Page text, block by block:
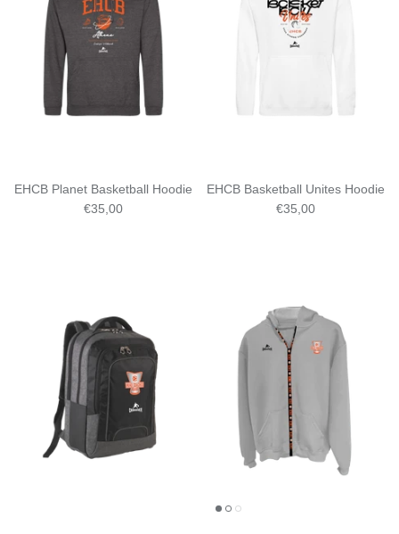
EHCB Planet Basketball Hoodie
€35,00
EHCB Basketball Unites Hoodie
€35,00